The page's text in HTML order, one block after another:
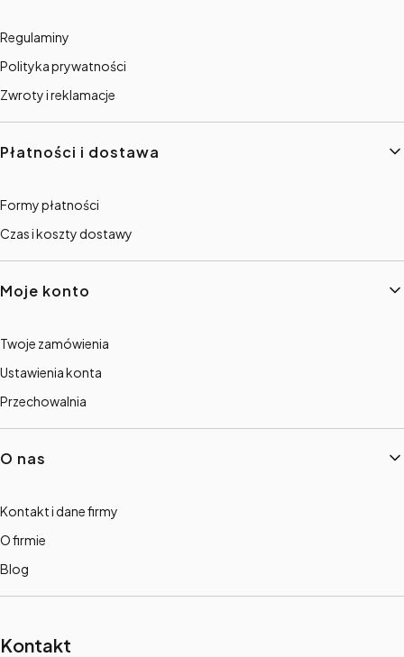
Regulaminy
Polityka prywatności
Zwroty i reklamacje
Płatności i dostawa
Formy płatności
Czas i koszty dostawy
Moje konto
Twoje zamówienia
Ustawienia konta
Przechowalnia
O nas
Kontakt i dane firmy
O firmie
Blog
Kontakt